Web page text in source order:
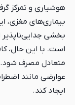
هوشیاری و تمرکز
بیماری‌های مغزی،
بخشی جدایی‌ناپذیر
است. با این حال،
متعادل مصرف شود.
عوارضی مانند
ایجاد کند.